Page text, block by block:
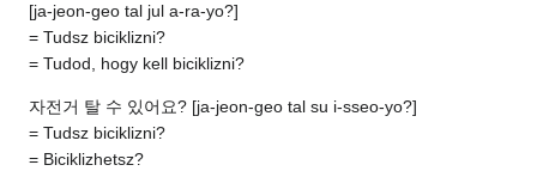
[ja-jeon-geo tal jul a-ra-yo?]
= Tudsz biciklizni?
= Tudod, hogy kell biciklizni?
자전거 탈 수 있어요? [ja-jeon-geo tal su i-sseo-yo?]
= Tudsz biciklizni?
= Biciklizhetsz?